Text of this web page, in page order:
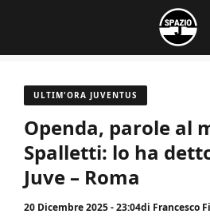
contenuto
ULTIM'ORA JUVENTUS
Openda, parole al
Spalletti: lo ha
Juve – Roma
20 Dicembre 2025 - 23:04di Francesco